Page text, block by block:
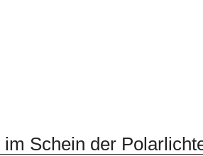
im Schein der